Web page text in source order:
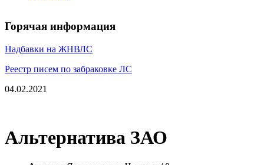
Горячая информация
Надбавки на ЖНВЛС
Реестр писем по забраковке ЛС
04.02.2021
Альтернатива ЗАО